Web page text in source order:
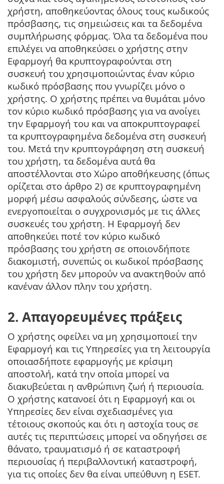
χρήστη, αποθηκεύοντας όλους τους κωδικούς
πρόσβασης, τις σημειώσεις και τα δεδομένα
συμπλήρωσης φόρμας. Όλα τα δεδομένα που
επιλέγει να αποθηκεύσει ο χρήστης στην
Εφαρμογή θα κρυπτογραφούνται στη
συσκευή του χρησιμοποιώντας έναν κύριο
κωδικό πρόσβασης που γνωρίζει μόνο ο
χρήστης. Ο χρήστης πρέπει να θυμάται μόνο
τον κύριο κωδικό πρόσβασης για να ανοίγει
την Εφαρμογή του και να αποκρυπτογραφεί
τα κρυπτογραφημένα δεδομένα στη συσκευή
του. Μετά την κρυπτογράφηση στη συσκευή
του χρήστη, τα δεδομένα αυτά θα
αποστέλλονται στο Χώρο αποθήκευσης (όπως
ορίζεται στο άρθρο 2) σε κρυπτογραφημένη
μορφή μέσω ασφαλούς σύνδεσης, ώστε να
ενεργοποιείται ο συγχρονισμός με τις άλλες
συσκευές του χρήστη. Η Εφαρμογή δεν
αποθηκεύει ποτέ τον κύριο κωδικό
πρόσβασης του χρήστη σε οποιονδήποτε
διακομιστή, συνεπώς οι κωδικοί πρόσβασης
του χρήστη δεν μπορούν να ανακτηθούν από
κανέναν άλλον πλην του χρήστη.
2. Απαγορευμένες πράξεις
Ο χρήστης οφείλει να μη χρησιμοποιεί την
Εφαρμογή και τις Υπηρεσίες για τη λειτουργία
οποιασδήποτε εφαρμογής με κρίσιμη
αποστολή, κατά την οποία μπορεί να
διακυβεύεται η ανθρώπινη ζωή ή περιουσία.
Ο χρήστης κατανοεί ότι η Εφαρμογή και οι
Υπηρεσίες δεν είναι σχεδιασμένες για
τέτοιους σκοπούς και ότι η αστοχία τους σε
αυτές τις περιπτώσεις μπορεί να οδηγήσει σε
θάνατο, τραυματισμό ή σε καταστροφή
περιουσίας ή περιβαλλοντική καταστροφή,
για τις οποίες δεν θα είναι υπεύθυνη η ESET.